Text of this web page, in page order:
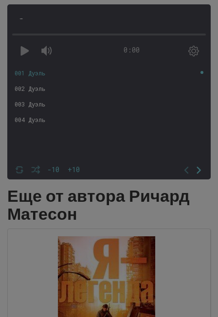
-
0:00
-10 +10
001 Дуэль
002 Дуэль
003 Дуэль
004 Дуэль
Еще от автора Ричард
Матесон